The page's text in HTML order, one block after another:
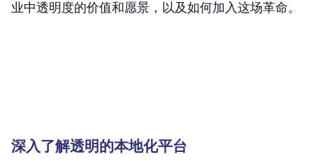
业中透明度的价值和愿景，以及如何加入这场革命。
深入了解透明的本地化平台